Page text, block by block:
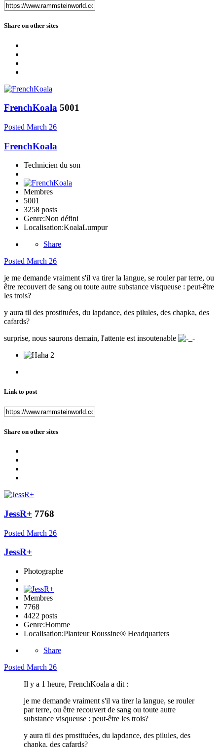
Share on other sites
FrenchKoala 5001
Posted March 26
FrenchKoala
Technicien du son
Membres
5001
3258 posts
Genre:Non défini
Localisation:KoalaLumpur
Share
Posted March 26
je me demande vraiment s'il va tirer la langue, se rouler par terre, ou
être recouvert de sang ou toute autre substance visqueuse : peut-être
les trois?
y aura til des prostituées, du lapdance, des pilules, des chapka, des
cafards?
surprise, nous saurons demain, l'attente est insoutenable
2
Link to post
Share on other sites
JessR+ 7768
Posted March 26
JessR+
Photographe
Membres
7768
4422 posts
Genre:Homme
Localisation:Planteur Roussine® Headquarters
Share
Posted March 26
Il y a 1 heure, FrenchKoala a dit :
je me demande vraiment s'il va tirer la langue, se rouler
par terre, ou être recouvert de sang ou toute autre
substance visqueuse : peut-être les trois?
y aura til des prostituées, du lapdance, des pilules, des
chapka, des cafards?